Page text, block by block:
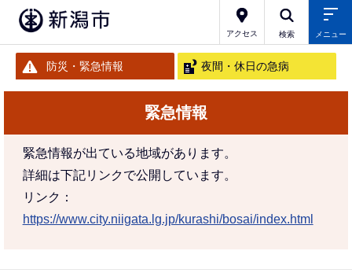
アクセス 検索 メニュー
防災・緊急情報 夜間・休日の急病
緊急情報
緊急情報が出ている地域があります。
詳細は下記リンクで公開しています。
リンク：
https://www.city.niigata.lg.jp/kurashi/bosai/index.html